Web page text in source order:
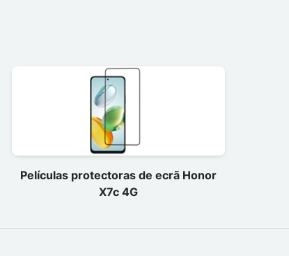
Películas protectoras de ecrã Honor
X7c 4G